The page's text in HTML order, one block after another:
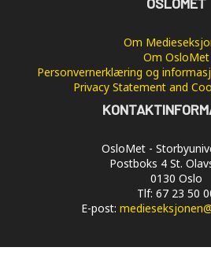
Om
Om OsloMet
Personvernerklæring og
Privacy Statement and
OsloMet -
Postboks 4 St.
0130 Oslo
Tlf: 67 23 50
E-post: